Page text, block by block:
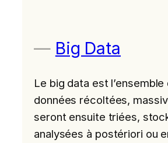
Big Data
Le big data est l’ensemble
données récoltées,
seront ensuite triées,
analysées à postériori ou